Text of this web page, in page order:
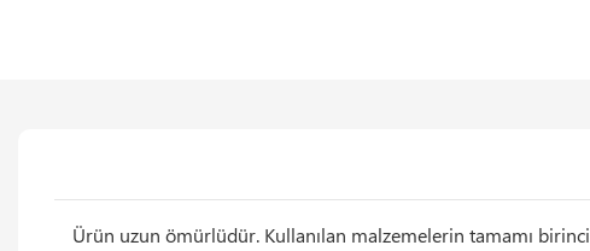
Ürün uzun ömürlüdür. Kullanılan malzemelerin tamamı